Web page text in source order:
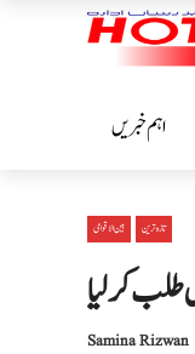
اہم خبریں
بین الا قوامی تازہ ترین
طلب کر لیا
Samina Rizwan